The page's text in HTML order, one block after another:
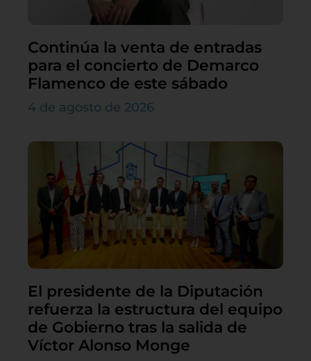
Continúa la venta de entradas
para el concierto de Demarco
Flamenco de este sábado
4 de agosto de 2026
El presidente de la Diputación
refuerza la estructura del equipo
de Gobierno tras la salida de
Víctor Alonso Monge